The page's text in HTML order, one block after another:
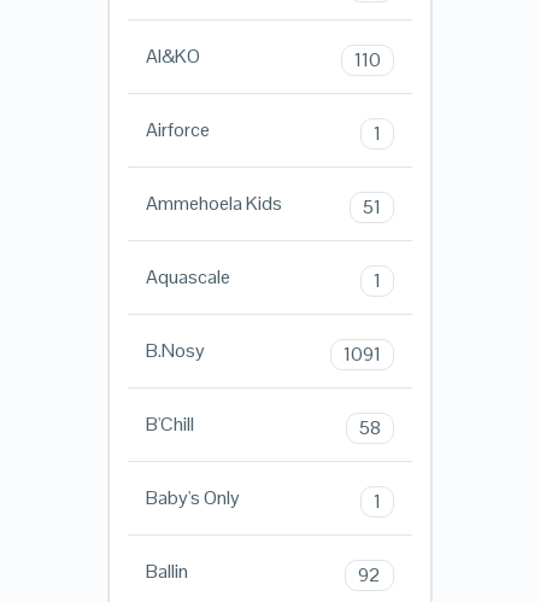
AI&KO 110
Airforce 1
Ammehoela Kids 51
Aquascale 1
B.Nosy 1091
B'Chill 58
Baby's Only 1
Ballin 92